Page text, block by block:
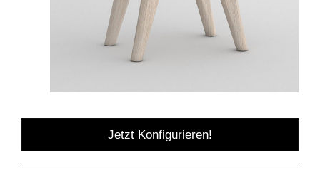
Jetzt Konfigurieren!